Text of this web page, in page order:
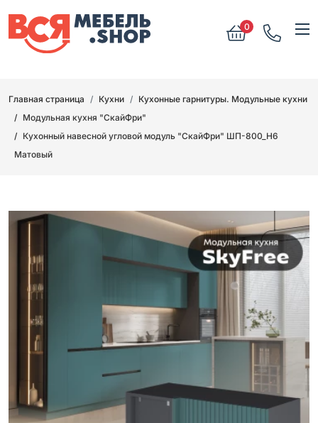
0
Главная страница Кухни
Кухонные гарнитуры. Модульные кухни
Модульная кухня "СкайФри"
Кухонный навесной угловой модуль "СкайФри" ШП-800_Н6
Матовый